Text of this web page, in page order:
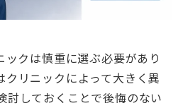
ックは慎重に選ぶ必要があり
クリニックによって大きく異
討しておくことで後悔のない